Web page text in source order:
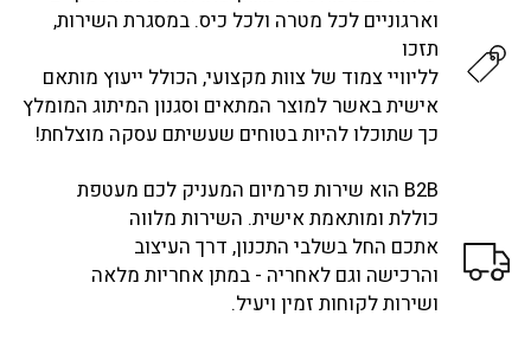
וארגוניים לכל מטרה ולכל כיס. במסגרת השירות,
תזכו
לליוויי צמוד של צוות מקצועי, הכולל ייעוץ מותאם
אישית באשר למוצר המתאים וסגנון המיתוג המומלץ
כך שתוכלו להיות בטוחים שעשיתם עסקה מוצלחת!
B2B הוא שירות פרמיום המעניק לכם מעטפת
כוללת ומותאמת אישית. השירות מלווה
אתכם החל בשלבי התכנון, דרך העיצוב
והרכישה וגם לאחריה - במתן אחריות מלאה
ושירות לקוחות זמין ויעיל.